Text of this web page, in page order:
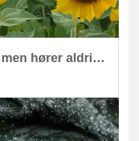
Solsikker renser byjord men hører aldrig hjemme i kompost